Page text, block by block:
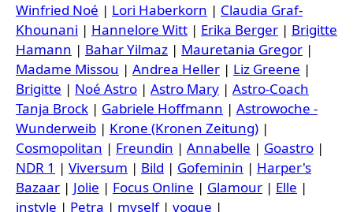
Winfried Noé | Lori Haberkorn | Claudia Graf-
Khounani | Hannelore Witt | Erika Berger | Brigitte
Hamann | Bahar Yilmaz | Mauretania Gregor |
Madame Missou | Andrea Heller | Liz Greene |
Brigitte | Noé Astro | Astro Mary | Astro-Coach
Tanja Brock | Gabriele Hoffmann | Astrowoche -
Wunderweib | Krone (Kronen Zeitung) |
Cosmopolitan | Freundin | Annabelle | Goastro |
NDR 1 | Viversum | Bild | Gofeminin | Harper's
Bazaar | Jolie | Focus Online | Glamour | Elle |
instyle | Petra | myself| vogue |